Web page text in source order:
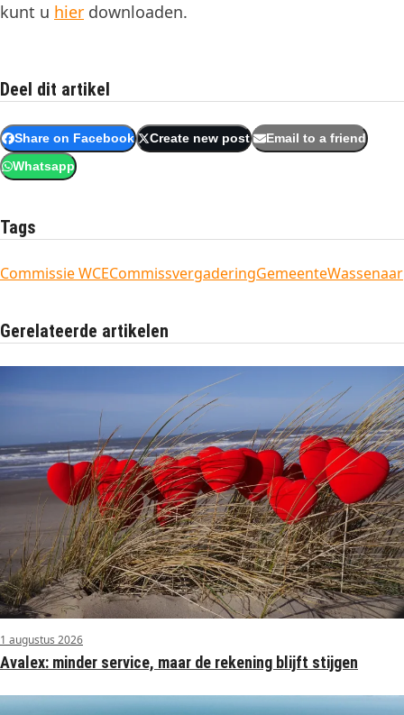
kunt u hier downloaden.
Deel dit artikel
Share on Facebook Create new post Email to a friend
Whatsapp
Tags
Commissie WCECommissvergaderingGemeenteWassenaar
Gerelateerde artikelen
1 augustus 2026
Avalex: minder service, maar de rekening blijft stijgen